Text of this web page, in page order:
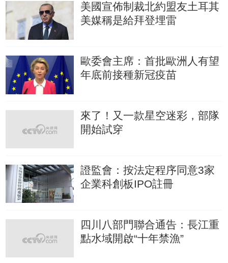
美國宣佈制裁北約盟友土耳其
美媒稱是給拜登埋雷
歐委會主席：首批歐洲人有望
年底前接種新冠疫苗
來了！又一款星空迷彩，部隊
開始試穿
證監會：按法定程序同意3家
企業科創板IPO註冊
四川八部門聯合通告：長江重
點水域開啟“十年禁漁”